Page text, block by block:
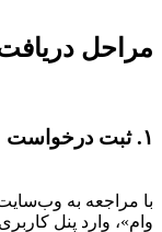
مراحل دریافت
۱. ثبت درخواست
با مراجعه به
وام»، وارد پنل